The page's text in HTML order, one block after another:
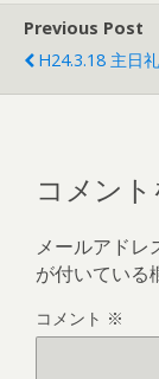
Previous Post
H24.3.18 主日
コメン
メールアドレ
が付いている
コメント ※